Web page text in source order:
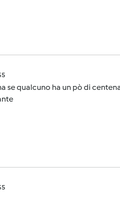
se qualcuno ha un pò di